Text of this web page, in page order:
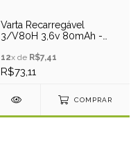
Varta Recarregável
3/V80H 3,6v 80mAh -
12x de R$7,41
R$73,11
COMPRAR